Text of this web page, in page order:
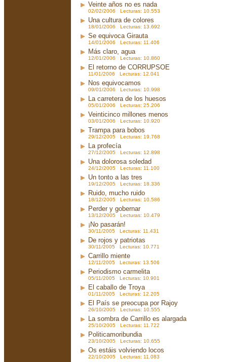
Veinte años no es nada
02/02/2006 Lecturas: 10.553
Una cultura de colores
18/01/2006 Lecturas: 13.692
Se equivoca Girauta
14/01/2006 Lecturas: 11.406
Más claro, agua
12/01/2006 Lecturas: 10.860
El retorno de CORRUPSOE
11/01/2006 Lecturas: 12.041
Nos equivocamos
09/01/2006 Lecturas: 10.998
La carretera de los huesos
05/01/2006 Lecturas: 25.206
Veinticinco millones menos
03/01/2006 Lecturas: 10.920
Trampa para bobos
29/12/2005 Lecturas: 19.768
La profecía
27/12/2005 Lecturas: 12.898
Una dolorosa soledad
24/12/2005 Lecturas: 11.100
Un tonto a las tres
19/12/2005 Lecturas: 18.336
Ruido, mucho ruido
18/12/2005 Lecturas: 10.586
Perder y gobernar
13/12/2005 Lecturas: 10.479
¡No pasarán!
30/11/2005 Lecturas: 11.431
De rojos y patriotas
30/11/2005 Lecturas: 10.771
Carrillo miente
12/11/2005 Lecturas: 13.506
Periodismo carmelita
05/11/2005 Lecturas: 10.901
El caballo de Troya
01/11/2005 Lecturas: 12.205
El País se preocupa por Rajoy
26/10/2005 Lecturas: 10.555
La sombra de Carrillo es alargada
25/10/2005 Lecturas: 11.722
Politicamoribundia
23/10/2005 Lecturas: 10.655
Os estáis volviendo locos
22/10/2005 Lecturas: 11.083